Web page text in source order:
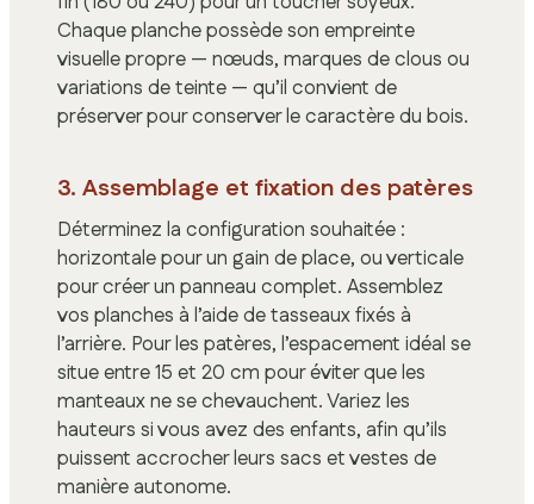
Chaque planche possède son empreinte
visuelle propre — nœuds, marques de clous ou
variations de teinte — qu’il convient de
préserver pour conserver le caractère du bois.
3. Assemblage et fixation des patères
Déterminez la configuration souhaitée :
horizontale pour un gain de place, ou verticale
pour créer un panneau complet. Assemblez
vos planches à l’aide de tasseaux fixés à
l’arrière. Pour les patères, l’espacement idéal se
situe entre 15 et 20 cm pour éviter que les
manteaux ne se chevauchent. Variez les
hauteurs si vous avez des enfants, afin qu’ils
puissent accrocher leurs sacs et vestes de
manière autonome.